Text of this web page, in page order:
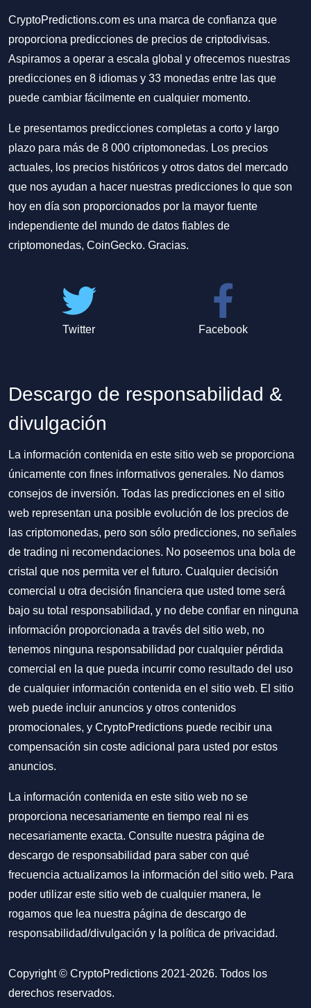
CryptoPredictions.com es una marca de confianza que
proporciona predicciones de precios de criptodivisas.
Aspiramos a operar a escala global y ofrecemos nuestras
predicciones en 8 idiomas y 33 monedas entre las que
puede cambiar fácilmente en cualquier momento.
Le presentamos predicciones completas a corto y largo
plazo para más de 8 000 criptomonedas. Los precios
actuales, los precios históricos y otros datos del mercado
que nos ayudan a hacer nuestras predicciones lo que son
hoy en día son proporcionados por la mayor fuente
independiente del mundo de datos fiables de
criptomonedas, CoinGecko. Gracias.
Twitter Facebook
Descargo de responsabilidad &
divulgación
La información contenida en este sitio web se proporciona
únicamente con fines informativos generales. No damos
consejos de inversión. Todas las predicciones en el sitio
web representan una posible evolución de los precios de
las criptomonedas, pero son sólo predicciones, no señales
de trading ni recomendaciones. No poseemos una bola de
cristal que nos permita ver el futuro. Cualquier decisión
comercial u otra decisión financiera que usted tome será
bajo su total responsabilidad, y no debe confiar en ninguna
información proporcionada a través del sitio web, no
tenemos ninguna responsabilidad por cualquier pérdida
comercial en la que pueda incurrir como resultado del uso
de cualquier información contenida en el sitio web. El sitio
web puede incluir anuncios y otros contenidos
promocionales, y CryptoPredictions puede recibir una
compensación sin coste adicional para usted por estos
anuncios.
La información contenida en este sitio web no se
proporciona necesariamente en tiempo real ni es
necesariamente exacta. Consulte nuestra página de
descargo de responsabilidad para saber con qué
frecuencia actualizamos la información del sitio web. Para
poder utilizar este sitio web de cualquier manera, le
rogamos que lea nuestra página de descargo de
responsabilidad/divulgación y la política de privacidad.
Copyright © CryptoPredictions 2021-2026. Todos los
derechos reservados.